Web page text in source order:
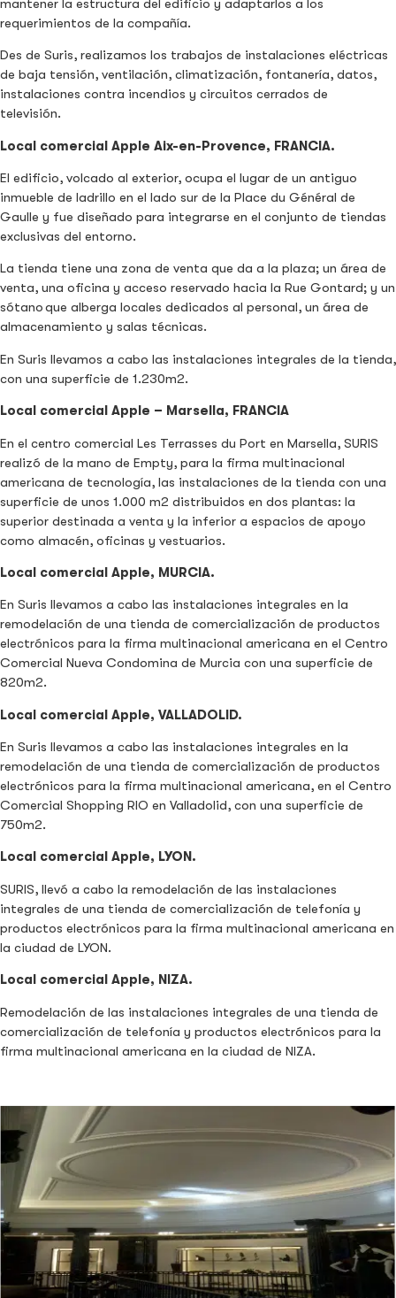
mantener la estructura del edificio y adaptarlos a los
requerimientos de la compañía.
Des de Suris, realizamos los trabajos de instalaciones eléctricas
de baja tensión, ventilación, climatización, fontanería, datos,
instalaciones contra incendios y circuitos cerrados de
televisión.
Local comercial Apple Aix-en-Provence, FRANCIA.
El edificio, volcado al exterior, ocupa el lugar de un antiguo
inmueble de ladrillo en el lado sur de la Place du Général de
Gaulle y fue diseñado para integrarse en el conjunto de tiendas
exclusivas del entorno.
La tienda tiene una zona de venta que da a la plaza; un área de
venta, una oficina y acceso reservado hacia la Rue Gontard; y un
sótano que alberga locales dedicados al personal, un área de
almacenamiento y salas técnicas.
En Suris llevamos a cabo las instalaciones integrales de la tienda,
con una superficie de 1.230m2.
Local comercial Apple – Marsella, FRANCIA
En el centro comercial Les Terrasses du Port en Marsella, SURIS
realizó de la mano de Empty, para la firma multinacional
americana de tecnología, las instalaciones de la tienda con una
superficie de unos 1.000 m2 distribuidos en dos plantas: la
superior destinada a venta y la inferior a espacios de apoyo
como almacén, oficinas y vestuarios.
Local comercial Apple, MURCIA.
En Suris llevamos a cabo las instalaciones integrales en la
remodelación de una tienda de comercialización de productos
electrónicos para la firma multinacional americana en el Centro
Comercial Nueva Condomina de Murcia con una superficie de
820m2.
Local comercial Apple, VALLADOLID.
En Suris llevamos a cabo las instalaciones integrales en la
remodelación de una tienda de comercialización de productos
electrónicos para la firma multinacional americana, en el Centro
Comercial Shopping RIO en Valladolid, con una superficie de
750m2.
Local comercial Apple, LYON.
SURIS, llevó a cabo la remodelación de las instalaciones
integrales de una tienda de comercialización de telefonía y
productos electrónicos para la firma multinacional americana en
la ciudad de LYON.
Local comercial Apple, NIZA.
Remodelación de las instalaciones integrales de una tienda de
comercialización de telefonía y productos electrónicos para la
firma multinacional americana en la ciudad de NIZA.